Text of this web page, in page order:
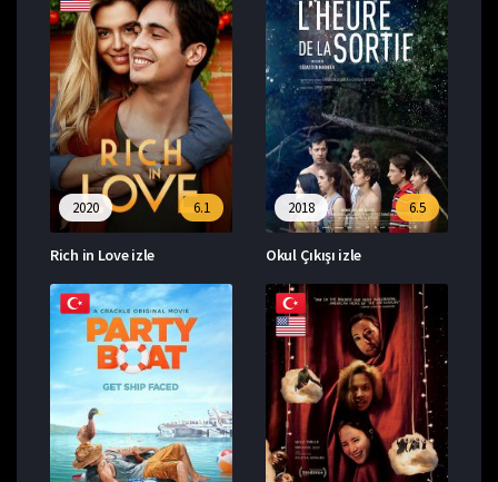
6.1
2020
Rich in Love izle
6.5
2018
Okul Çıkışı izle